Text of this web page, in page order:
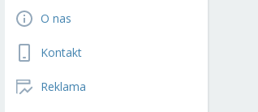
O nas
Kontakt
Reklama